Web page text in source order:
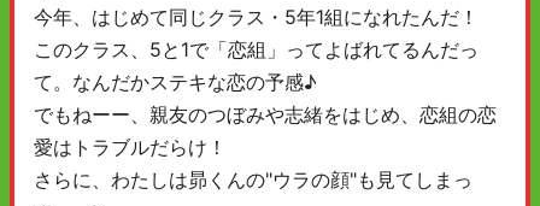
今年、はじめて同じクラス・5年1組になれたんだ！
このクラス、5と1で「恋組」ってよばれてるんだっ
て。なんだかステキな恋の予感♪
でもねーー、親友のつぼみや志緒をはじめ、恋組の恋
愛はトラブルだらけ！
さらに、わたしは昴くんの"ウラの顔"も見てしまっ